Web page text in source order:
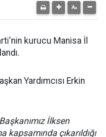
kurucu Manisa İl
Yardımcısı Erkin
İlksen
çıkarıldığı